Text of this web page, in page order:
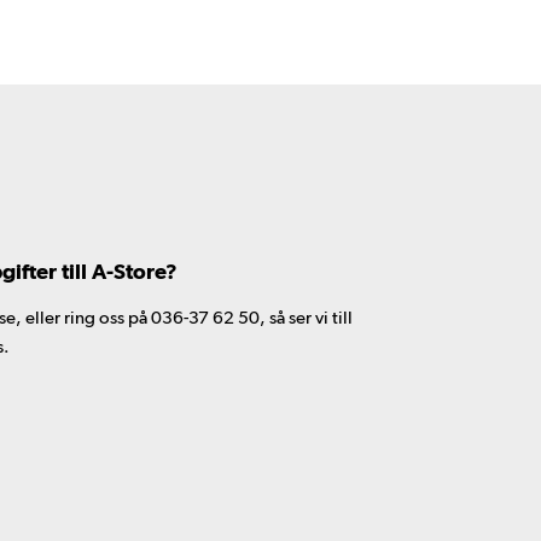
till A-Store?
eller ring oss på 036-37 62 50, så ser vi till